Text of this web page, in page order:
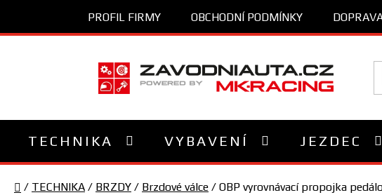
obsah
PROFIL FIRMY OBCHODNÍ PODMÍNKY
TECHNIKA VYBAVENÍ JEZDEC
Domů
/ TECHNIKA / BRZDY / Brzdové válce / OBP vyrovnávací propojka